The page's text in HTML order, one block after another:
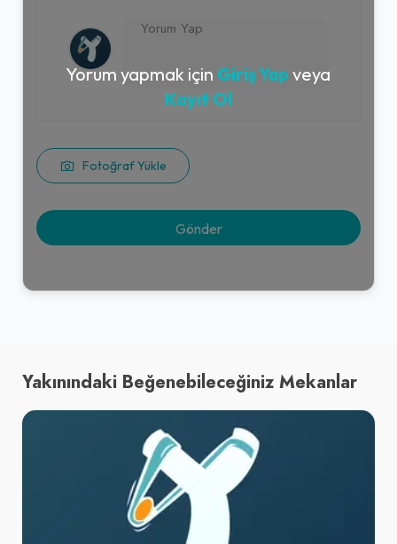
Fotoğraf Yükle
Yorum yapmak için Giriş Yap veya
Kayıt Ol
Yakınındaki Beğenebileceğiniz Mekanlar